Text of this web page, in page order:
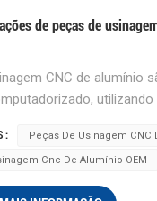
de peças de
CNC de alumínio
1. Campo
devido à sua
pode ser usada para
: Peças De Usinagem CNC
Cnc De Alumínio OEM